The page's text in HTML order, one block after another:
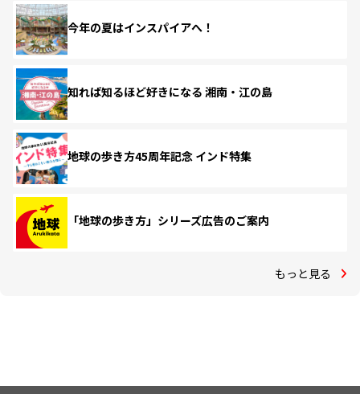
今年の夏はインスパイアへ！
知れば知るほど好きになる 湘南・江の島
地球の歩き方45周年記念 インド特集
「地球の歩き方」シリーズ広告のご案内
もっと見る